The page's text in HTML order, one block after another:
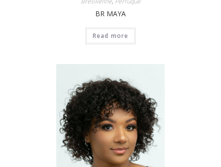
BR MAYA
Read more